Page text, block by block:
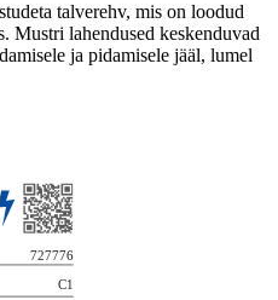
talverehv, mis on loodud
Mustri lahendused keskenduvad
ja pidamisele jääl, lumel